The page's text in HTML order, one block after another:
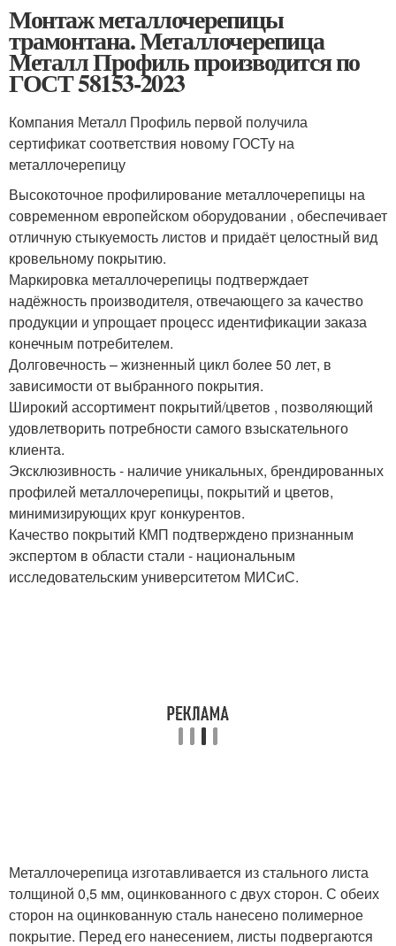
Монтаж металлочерепицы
трамонтана. Металлочерепица
Металл Профиль производится по
ГОСТ 58153-2023
Компания Металл Профиль первой получила
сертификат соответствия новому ГОСТу на
металлочерепицу
Высокоточное профилирование металлочерепицы на
современном европейском оборудовании , обеспечивает
отличную стыкуемость листов и придаёт целостный вид
кровельному покрытию.
Маркировка металлочерепицы подтверждает
надёжность производителя, отвечающего за качество
продукции и упрощает процесс идентификации заказа
конечным потребителем.
Долговечность – жизненный цикл более 50 лет, в
зависимости от выбранного покрытия.
Широкий ассортимент покрытий/цветов , позволяющий
удовлетворить потребности самого взыскательного
клиента.
Эксклюзивность - наличие уникальных, брендированных
профилей металлочерепицы, покрытий и цветов,
минимизирующих круг конкурентов.
Качество покрытий КМП подтверждено признанным
экспертом в области стали - национальным
исследовательским университетом МИСиС.
Металлочерепица изготавливается из стального листа
толщиной 0,5 мм, оцинкованного с двух сторон. С обеих
сторон на оцинкованную сталь нанесено полимерное
покрытие. Перед его нанесением, листы подвергаются